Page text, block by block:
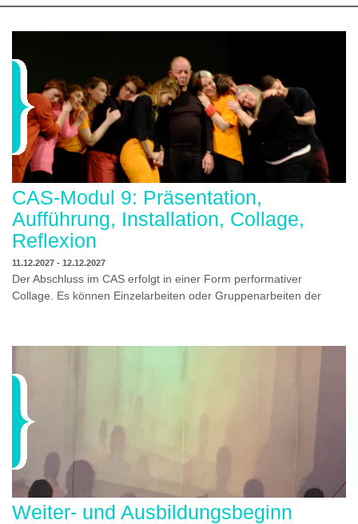
CAS-Modul 9: Präsentation,
Aufführung, Installation, Collage,
Reflexion
11.12.2027 - 12.12.2027
Der Abschluss im CAS erfolgt in einer Form performativer
Collage. Es können Einzelarbeiten oder Gruppenarbeiten der
Ausbildungsprogramm zu erleben. Die Studierenden des
oder Präsentation. Wir freuen uns über Begegnungen und
WO?
Weiter- und Ausbildungsbeginn